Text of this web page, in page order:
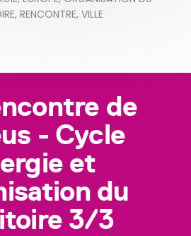
, RENCONTRE, VILLE
de
- Cycle
et
du
3/3